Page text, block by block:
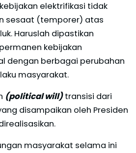
elektrifikasi tidak
sesaat (temporer) atas
Haruslah dipastikan
kebijakan
dengan berbagai perubahan
masyarakat.
(political will)transisi dari
disampaikan oleh Presiden
masyarakat selama ini